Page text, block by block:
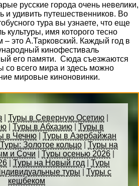
русские города очень невелики,
и удивить путешественников. Во
тура вы узнаете, что еще
культуры, имя которого тесно
– это А.Тарковский. Каждый год в
кинофестиваль
его памяти. Сюда съезжаются
со всего мира и здесь можно
мировые киноновинки.
Туры в Северную Осетию
Туры в Абхазию
Туры в
в Чечню
Туры в Азербайжан
Туры: Золотое кольцо| Туры на
и Сочи Туры осенью 2026|
| Туры на Новый год
Туры
туры
Туры с
кешбеком